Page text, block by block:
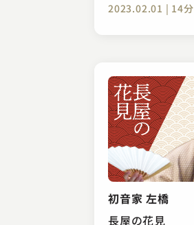
2023.02.01 | 14分
初音家 左橋
長屋の花見